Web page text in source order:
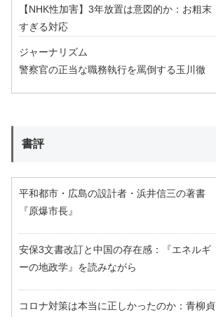
【NHK性加害】3年放置は意図的か：お粗末
すぎる対応
ジャーナリズム
警察官の正当な職務執行を罵倒する玉川徹
書評
平和都市・広島の設計者・浜井信三の著書
『原爆市長』
安保3文書改訂と中国の存在感：『エネルギ
ーの地政学』を読みながら
コロナ対策は本当に正しかったのか：青柳貞